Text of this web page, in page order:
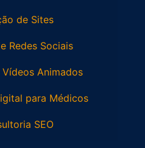
de Sites
Redes Sociais
Animados
para Médicos
SEO